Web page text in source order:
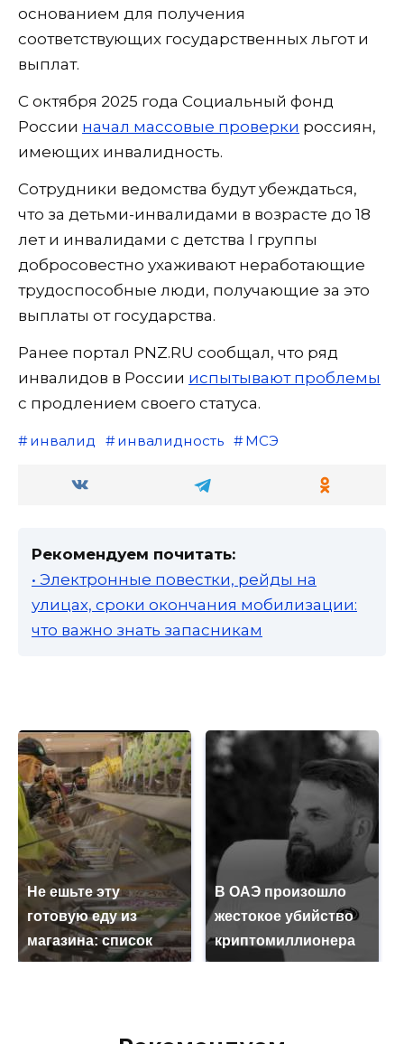
основанием для получения
соответствующих государственных льгот и
выплат.
С октября 2025 года Социальный фонд
России начал массовые проверки россиян,
имеющих инвалидность.
Сотрудники ведомства будут убеждаться,
что за детьми-инвалидами в возрасте до 18
лет и инвалидами с детства I группы
добросовестно ухаживают неработающие
трудоспособные люди, получающие за это
выплаты от государства.
Ранее портал PNZ.RU сообщал, что ряд
инвалидов в России испытывают проблемы
с продлением своего статуса.
инвалид инвалидность МСЭ
Рекомендуем почитать:
• Электронные повестки, рейды на
улицах, сроки окончания мобилизации:
что важно знать запасникам
Не ешьте эту
готовую еду из
магазина: список
В ОАЭ произошло
жестокое убийство
криптомиллионера